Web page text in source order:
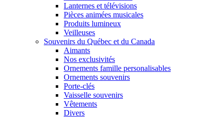
Lanternes et télévisions
Pièces animées musicales
Produits lumineux
Veilleuses
Souvenirs du Québec et du Canada
Aimants
Nos exclusivités
Ornements famille personalisables
Ornements souvenirs
Porte-clés
Vaisselle souvenirs
Vêtements
Divers